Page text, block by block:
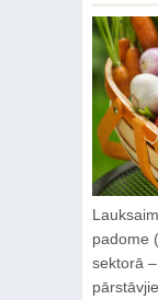
padome
sektorā